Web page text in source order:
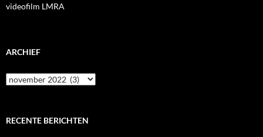
videofilm LMRA
ARCHIEF
Archief
RECENTE BERICHTEN